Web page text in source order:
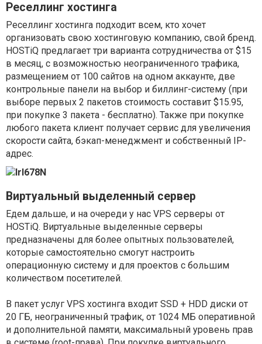
Реселлинг хостинга
Реселлинг хостинга подходит всем, кто хочет
организовать свою хостинговую компанию, свой бренд.
HOSTiQ предлагает три варианта сотрудничества от $15
в месяц, с возможностью неограниченного трафика,
размещением от 100 сайтов на одном аккаунте, две
контрольные панели на выбор и биллинг-систему (при
выборе первых 2 пакетов стоимость составит $15.95,
при покупке 3 пакета - бесплатно). Также при покупке
любого пакета клиент получает сервис для увеличения
скорости сайта, бэкап-менеджмент и собственный IP-
адрес.
Виртуальный выделенный сервер
Едем дальше, и на очереди у нас VPS серверы от
HOSTiQ. Виртуальные выделенные серверы
предназначены для более опытных пользователей,
которые самостоятельно смогут настроить
операционную систему и для проектов с большим
количеством посетителей.
В пакет услуг VPS хостинга входит SSD + HDD диски от
20 ГБ, неограниченный трафик, от 1024 МБ оперативной
и дополнительной памяти, максимальный уровень прав